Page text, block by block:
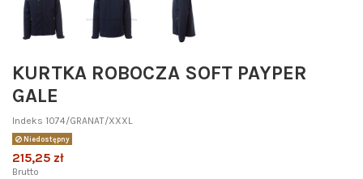
KURTKA ROBOCZA SOFT PAYPER
GALE
Indeks 1074/GRANAT/XXXL
Niedostępny
215,25 zł
Brutto